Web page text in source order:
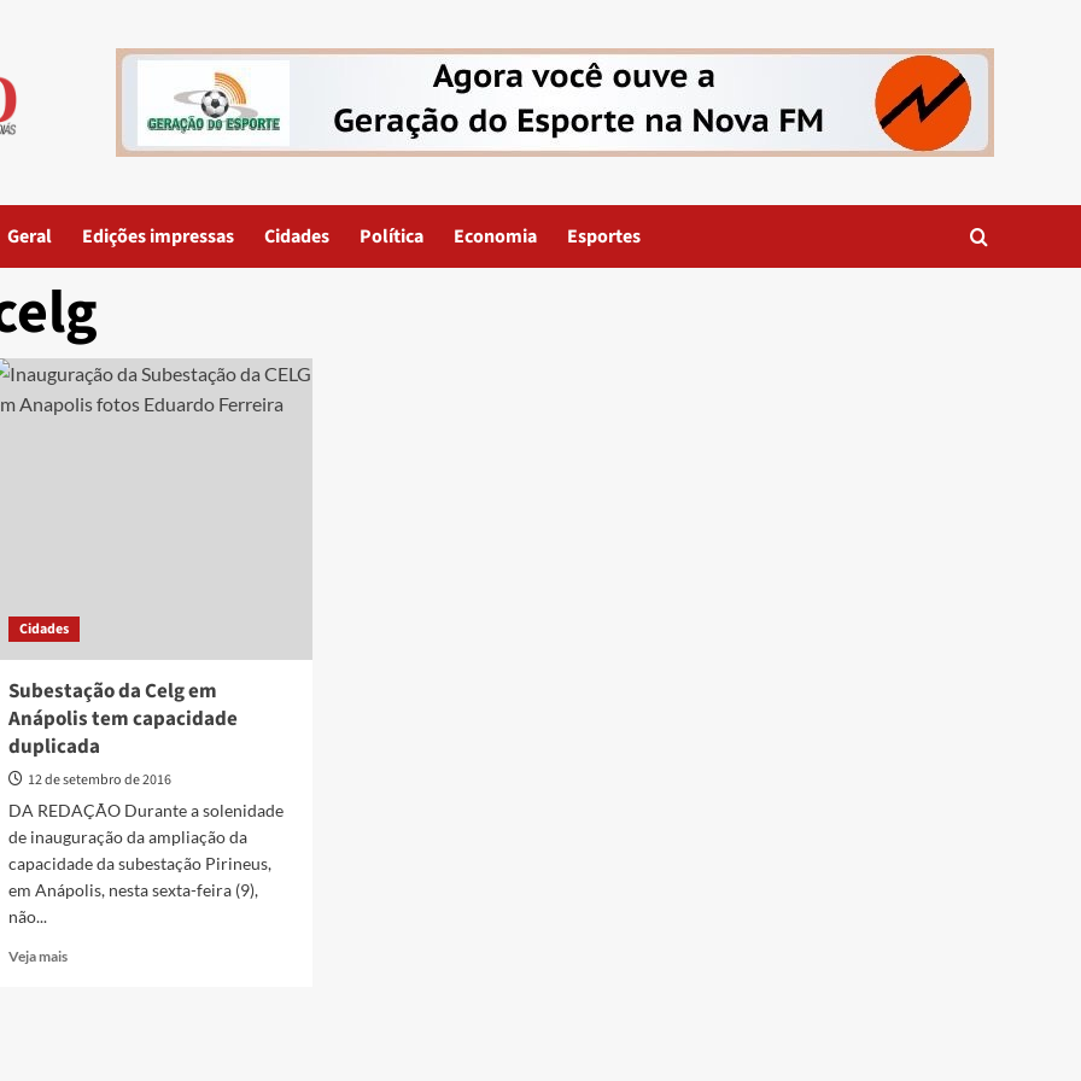
Geral Edições impressas Cidades Política Economia Esportes
Cidades
Subestação da Celg em
Anápolis tem capacidade
duplicada
12 de setembro de 2016
DA REDAÇÃO Durante a solenidade
de inauguração da ampliação da
capacidade da subestação Pirineus,
em Anápolis, nesta sexta-feira (9),
não...
Veja maisRead